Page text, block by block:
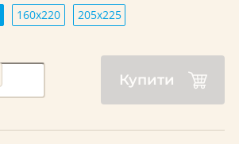
160х220 205х225
Купити